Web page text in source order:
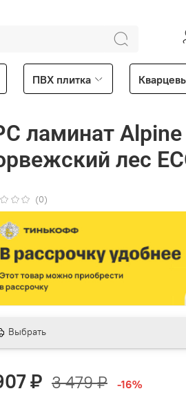
ПВХ плитка
(0)
ламинат
лес
₽ 3 479 ₽ -16%
Выбрать